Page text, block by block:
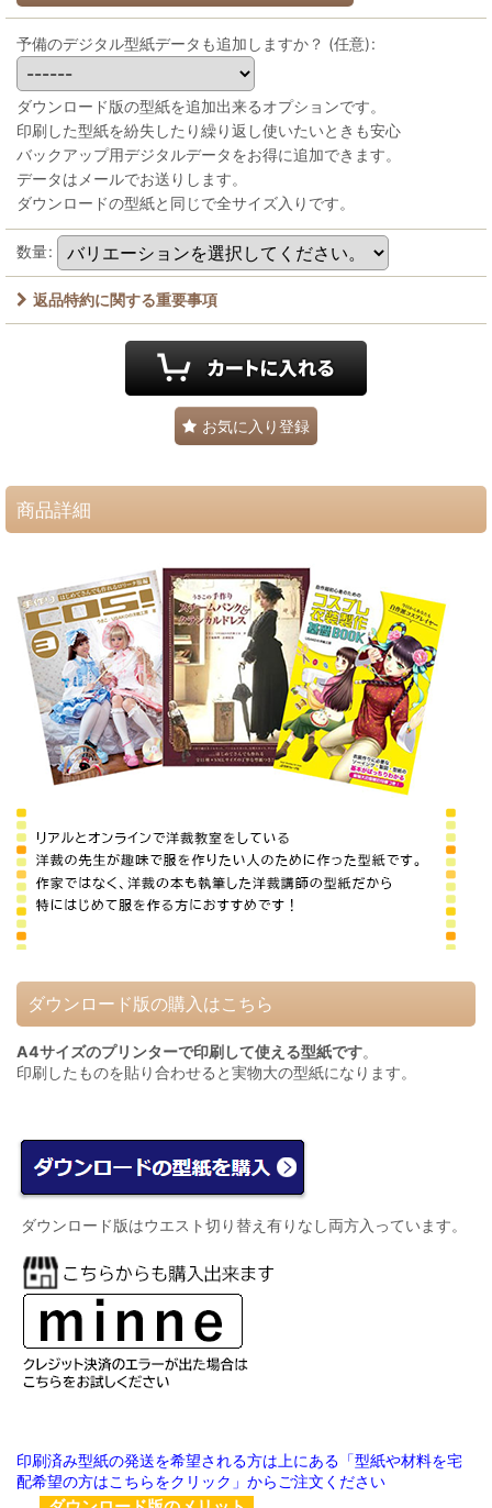
予備のデジタル型紙データも追加しますか？ (任意):
ダウンロード版の型紙を追加出来るオプションです。
印刷した型紙を紛失したり繰り返し使いたいときも安心
バックアップ用デジタルデータをお得に追加できます。
データはメールでお送りします。
ダウンロードの型紙と同じで全サイズ入りです。
数量:
返品特約に関する重要事項
お気に入り登録
商品詳細
ダウンロード版の購入はこちら
A4サイズのプリンターで印刷して使える型紙です。
印刷したものを貼り合わせると実物大の型紙になります。
ダウンロード版はウエスト切り替え有りなし両方入っています。
印刷済み型紙の発送を希望される方は上にある「型紙や材料を宅
配希望の方はこちらをクリック」からご注文ください